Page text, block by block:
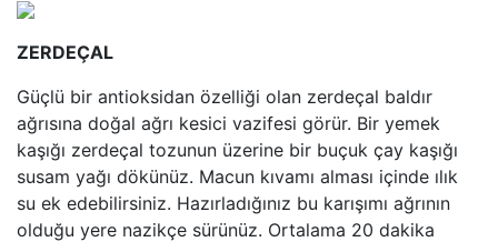
ZERDEÇAL
Güçlü bir antioksidan özelliği olan zerdeçal baldır
ağrısına doğal ağrı kesici vazifesi görür. Bir yemek
kaşığı zerdeçal tozunun üzerine bir buçuk çay kaşığı
susam yağı dökünüz. Macun kıvamı alması içinde ılık
su ek edebilirsiniz. Hazırladığınız bu karışımı ağrının
olduğu yere nazikçe sürünüz. Ortalama 20 dakika